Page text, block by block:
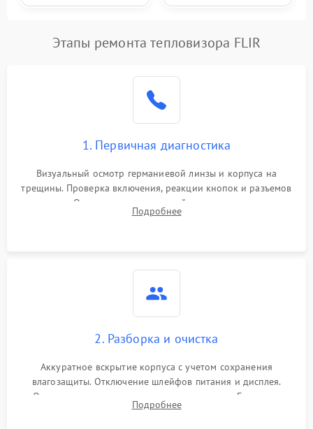
Этапы ремонта тепловизора FLIR
1. Первичная диагностика
Визуальный осмотр германиевой линзы и корпуса на
трещины. Проверка включения, реакции кнопок и разъемов
зарядки. Оценка вывода тепловой сигнатуры на экран,
проверка базовых функций и считывание системных
Подробнее
2. Разборка и очистка
Аккуратное вскрытие корпуса с учетом сохранения
влагозащиты. Отключение шлейфов питания и дисплея.
Очистка внутренних плат от окислов и пыли. Бережная
обработка германиевого объектива специализированными
Подробнее